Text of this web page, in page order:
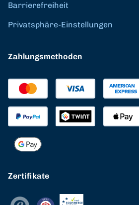
Barrierefreiheit
Privatsphäre-Einstellungen
Zahlungsmethoden
Zertifikate